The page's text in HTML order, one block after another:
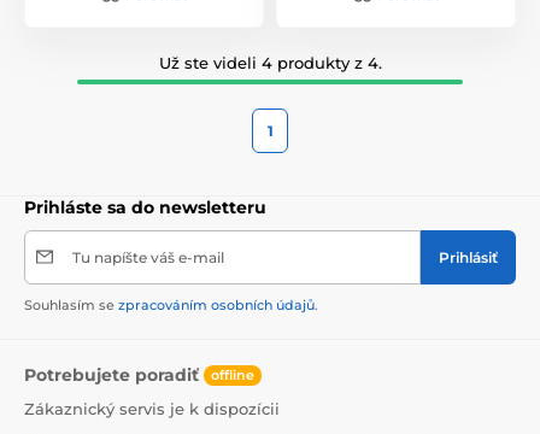
Už ste videli 4 produkty z 4.
1
Prihláste sa do newsletteru
Tu napíšte váš e-mail Prihlásiť
Souhlasím se zpracováním osobních údajů.
Potrebujete poradiť offline
Zákaznický servis je k dispozícii